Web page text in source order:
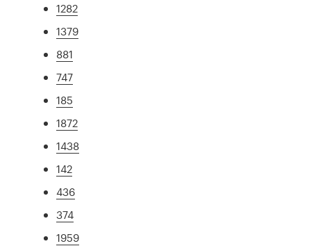
1282
1379
881
747
185
1872
1438
142
436
374
1959